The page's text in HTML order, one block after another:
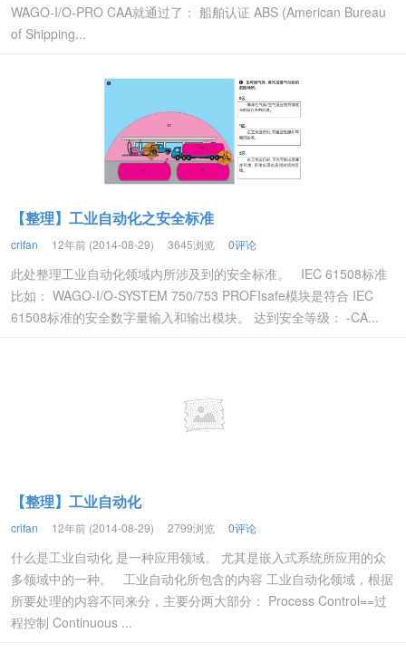
WAGO-I/O-PRO CAA就通过了： 船舶认证 ABS (American Bureau
of Shipping...
【整理】工业自动化之安全标准
crifan 12年前 (2014-08-29) 3645浏览 0评论
此处整理工业自动化领域内所涉及到的安全标准。 IEC 61508标准
比如： WAGO-I/O-SYSTEM 750/753 PROFIsafe模块是符合 IEC
61508标准的安全数字量输入和输出模块。 达到安全等级： -CA...
【整理】工业自动化
crifan 12年前 (2014-08-29) 2799浏览 0评论
什么是工业自动化 是一种应用领域。 尤其是嵌入式系统所应用的众
多领域中的一种。 工业自动化所包含的内容 工业自动化领域，根据
所要处理的内容不同来分，主要分两大部分： Process Control==过
程控制 Continuous ...